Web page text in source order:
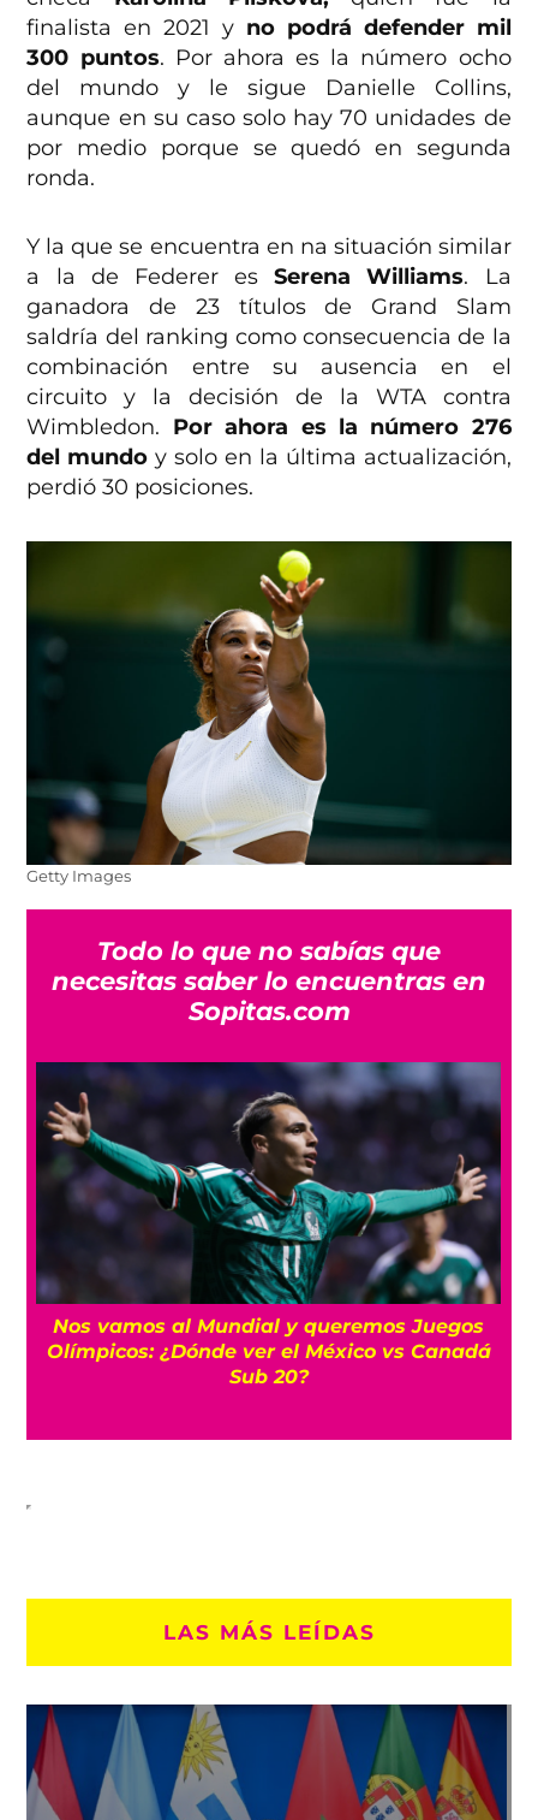
finalista en 2021 y no podrá defender mil
300 puntos. Por ahora es la número ocho
del mundo y le sigue Danielle Collins,
aunque en su caso solo hay 70 unidades de
por medio porque se quedó en segunda
ronda.
Y la que se encuentra en na situación similar
a la de Federer es Serena Williams. La
ganadora de 23 títulos de Grand Slam
saldría del ranking como consecuencia de la
combinación entre su ausencia en el
circuito y la decisión de la WTA contra
Wimbledon. Por ahora es la número 276
del mundo y solo en la última actualización,
perdió 30 posiciones.
Getty Images
Todo lo que no sabías que
necesitas saber lo encuentras en
Sopitas.com
Nos vamos al Mundial y queremos Juegos
Olímpicos: ¿Dónde ver el México vs Canadá
Sub 20?
LAS MÁS LEÍDAS